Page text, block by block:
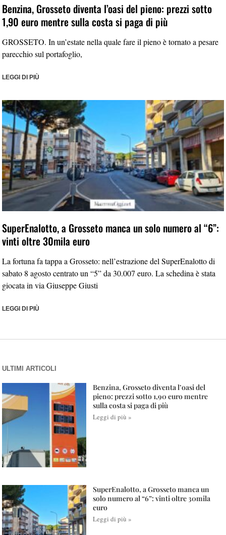
Benzina, Grosseto diventa l’oasi del pieno: prezzi sotto
1,90 euro mentre sulla costa si paga di più
GROSSETO. In un’estate nella quale fare il pieno è tornato a pesare
parecchio sul portafoglio,
LEGGI DI PIÙ
SuperEnalotto, a Grosseto manca un solo numero al “6”:
vinti oltre 30mila euro
La fortuna fa tappa a Grosseto: nell’estrazione del SuperEnalotto di
sabato 8 agosto centrato un “5” da 30.007 euro. La schedina è stata
giocata in via Giuseppe Giusti
LEGGI DI PIÙ
ULTIMI ARTICOLI
Benzina, Grosseto diventa l’oasi del
pieno: prezzi sotto 1,90 euro mentre
sulla costa si paga di più
Leggi di più »
SuperEnalotto, a Grosseto manca un
solo numero al “6”: vinti oltre 30mila
euro
Leggi di più »